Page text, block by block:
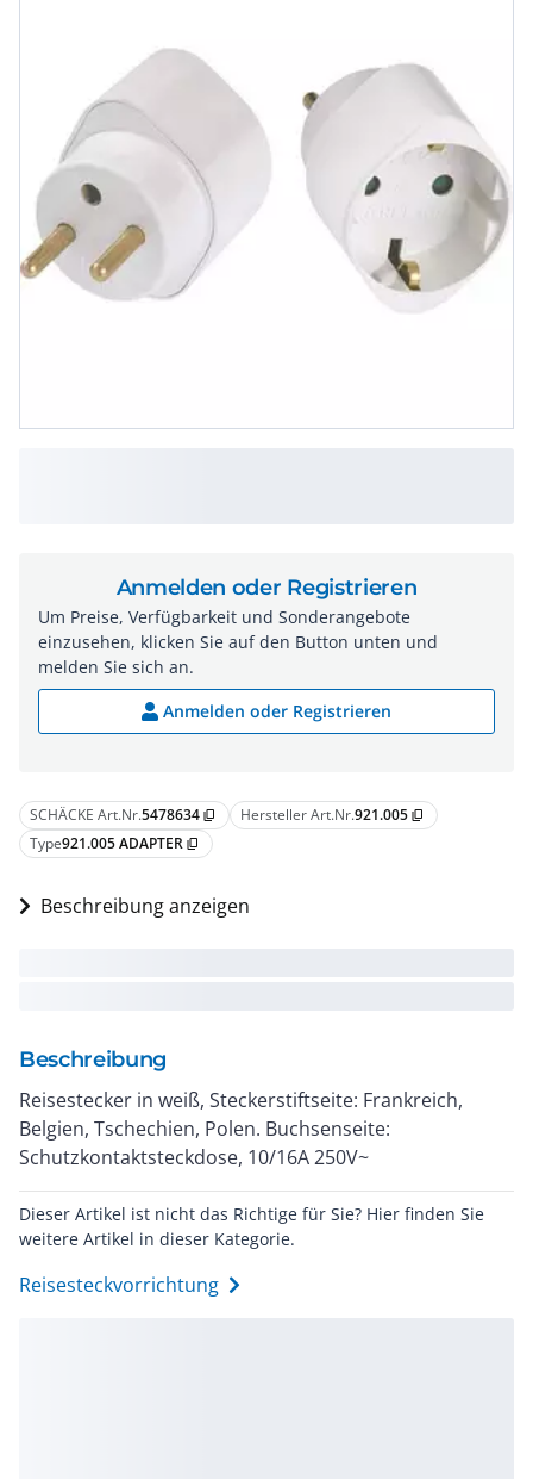
SCHÄCKE Art.Nr.5478634 content_copy Hersteller Art.Nr.921.005 content_copy
Type921.005 ADAPTER content_copy
Beschreibung anzeigen
Beschreibung
Reisestecker in weiß, Steckerstiftseite: Frankreich,
Belgien, Tschechien, Polen. Buchsenseite:
Schutzkontaktsteckdose, 10/16A 250V~
Dieser Artikel ist nicht das Richtige für Sie? Hier finden Sie
weitere Artikel in dieser Kategorie.
Reisesteckvorrichtung
Anmelden oder Registrieren
Um Preise, Verfügbarkeit und Sonderangebote
einzusehen, klicken Sie auf den Button unten und
melden Sie sich an.
Anmelden oder Registrieren